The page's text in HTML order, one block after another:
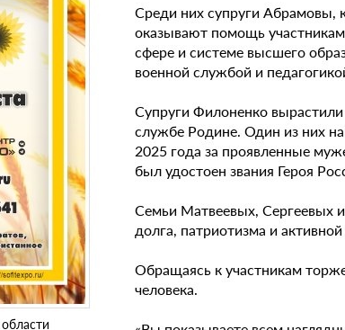
Среди них супруги Абрамовы,
оказывают помощь
сфере и системе высшего
военной службой и
Супруги Филоненко
службе Родине. Один из них
2025 года за проявленные
был удостоен звания Героя
Семьи Матвеевых, Сергеевых
долга, патриотизма и
Обращаясь к участникам
человека.